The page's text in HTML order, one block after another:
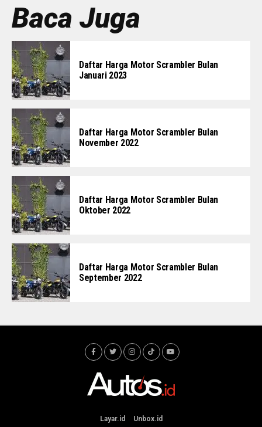
Baca Juga
Daftar Harga Motor Scrambler Bulan
Januari 2023
Daftar Harga Motor Scrambler Bulan
November 2022
Daftar Harga Motor Scrambler Bulan
Oktober 2022
Daftar Harga Motor Scrambler Bulan
September 2022
Layar.id Unbox.id